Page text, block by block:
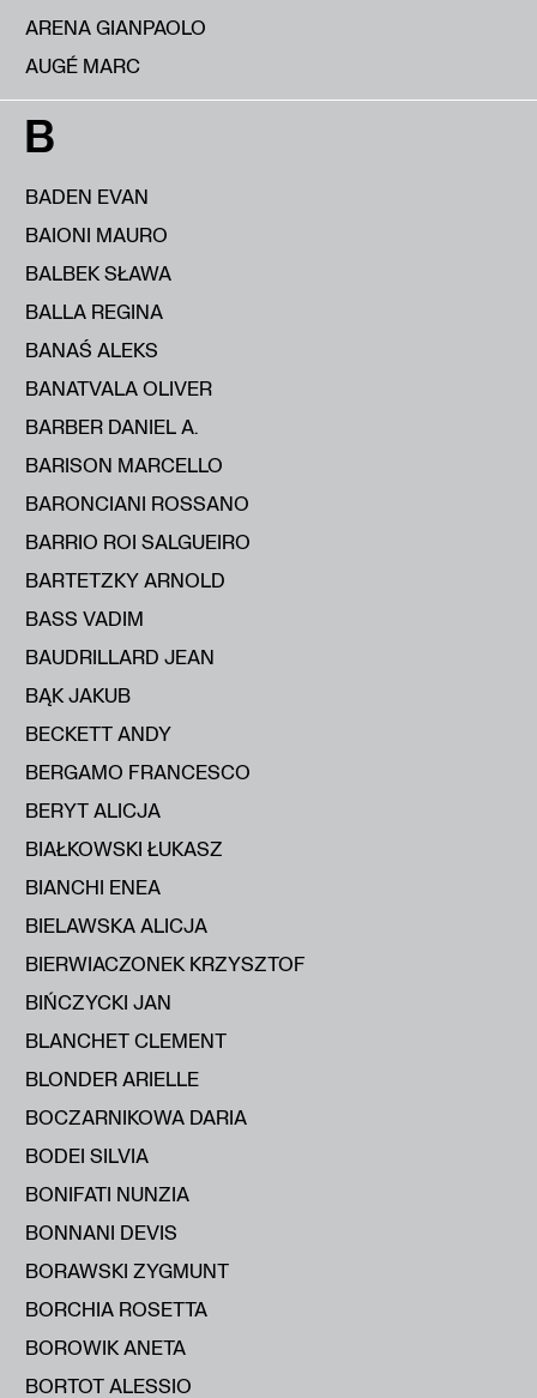
ARENA GIANPAOLO
AUGÉ MARC
B
BADEN EVAN
BAIONI MAURO
BALBEK SŁAWA
BALLA REGINA
BANAŚ ALEKS
BANATVALA OLIVER
BARBER DANIEL A.
BARISON MARCELLO
BARONCIANI ROSSANO
BARRIO ROI SALGUEIRO
BARTETZKY ARNOLD
BASS VADIM
BAUDRILLARD JEAN
BĄK JAKUB
BECKETT ANDY
BERGAMO FRANCESCO
BERYT ALICJA
BIAŁKOWSKI ŁUKASZ
BIANCHI ENEA
BIELAWSKA ALICJA
BIERWIACZONEK KRZYSZTOF
BIŃCZYCKI JAN
BLANCHET CLEMENT
BLONDER ARIELLE
BOCZARNIKOWA DARIA
BODEI SILVIA
BONIFATI NUNZIA
BONNANI DEVIS
BORAWSKI ZYGMUNT
BORCHIA ROSETTA
BOROWIK ANETA
BORTOT ALESSIO